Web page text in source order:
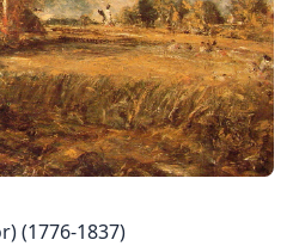
(1776-1837)